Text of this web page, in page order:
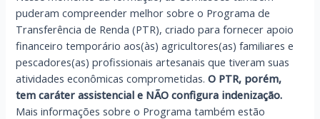
puderam compreender melhor sobre o Programa de
Transferência de Renda (PTR), criado para fornecer apoio
financeiro temporário aos(às) agricultores(as) familiares e
pescadores(as) profissionais artesanais que tiveram suas
atividades econômicas comprometidas.O PTR, porém,
tem caráter assistencial e NÃO configura indenização.
Mais informações sobre o Programa também estão